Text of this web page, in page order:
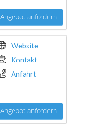
Angebot anfordern
Website
Kontakt
Anfahrt
Angebot anfordern